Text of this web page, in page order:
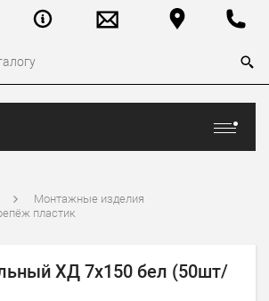
Монтажные изделия
пластик
ХД 7х150 бел (50шт/